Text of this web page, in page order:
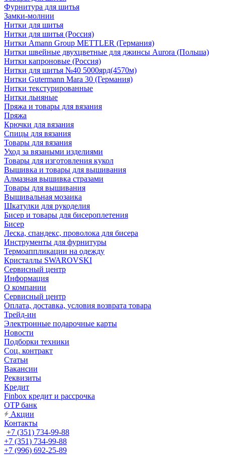
Фурнитура для шитья
Замки-молнии
Нитки для шитья
Нитки для шитья (Россия)
Нитки Amann Group METTLER (Германия)
Нитки швейные двухцветные для джинсы Aurora (Польша)
Нитки капроновые (Россия)
Нитки для шитья №40 5000ярд(4570м)
Нитки Gutermann Mara 30 (Германия)
Нитки текстурированные
Нитки льняные
Пряжа и товары для вязания
Пряжа
Крючки для вязания
Спицы для вязания
Товары для вязания
Уход за вязаными изделиями
Товары для изготовления кукол
Вышивка и товары для вышивания
Алмазная вышивка стразами
Товары для вышивания
Вышивальная мозаика
Шкатулки для рукоделия
Бисер и товары для бисероплетения
Бисер
Леска, спандекс, проволока для бисера
Инструменты для фурнитуры
Термоаппликации на одежду
Кристаллы SWAROVSKI
Сервисный центр
Информация
О компании
Сервисный центр
Оплата, доставка, условия возврата товара
Трейд-ин
Электронные подарочные карты
Новости
Подборки техники
Соц. контракт
Статьи
Вакансии
Реквизиты
Кредит
Finbox кредит и рассрочка
OTP банк
Акции
Контакты
+7 (351) 734-99-88
+7 (351) 734-99-88
+7 (996) 692-25-89